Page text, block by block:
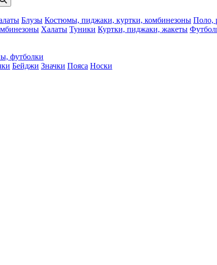
Блузы Костюмы, пиджаки, куртки, комбинезоны Поло,
Халаты Туники Куртки, пиджаки, жакеты
футболки
Бейджи Значки Пояса Носки